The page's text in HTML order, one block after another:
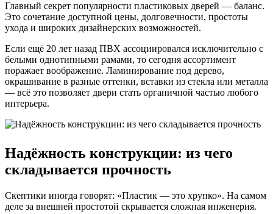
Главный секрет популярности пластиковых дверей — баланс.
Это сочетание доступной цены, долговечности, простоты
ухода и широких дизайнерских возможностей.
Если ещё 20 лет назад ПВХ ассоциировался исключительно с
белыми однотипными рамами, то сегодня ассортимент
поражает воображение. Ламинирование под дерево,
окрашивание в разные оттенки, вставки из стекла или металла
— всё это позволяет двери стать органичной частью любого
интерьера.
Надёжность конструкции: из чего
складывается прочность
Скептики иногда говорят: «Пластик — это хрупко». На самом
деле за внешней простотой скрывается сложная инженерия.